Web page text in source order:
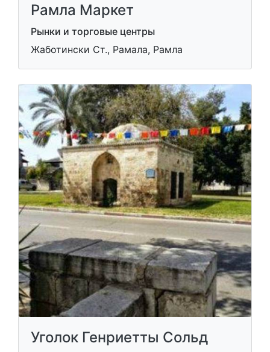
Рамла Маркет
Рынки и торговые центры
Жаботински Ст., Рамала, Рамла
Уголок Генриетты Сольд